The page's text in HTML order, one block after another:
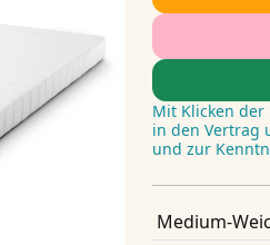
Mit Klicken
in den Vertrag
und zur
Medium-